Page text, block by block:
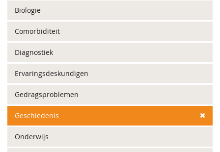
Biologie
Comorbiditeit
Diagnostiek
Ervaringsdeskundigen
Gedragsproblemen
Geschiedenis
Onderwijs